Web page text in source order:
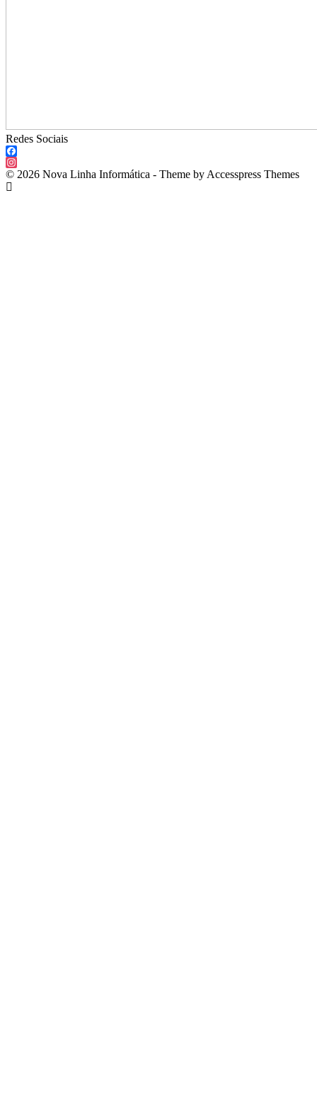
Redes Sociais
Facebook
Instagram
© 2026 Nova Linha Informática - Theme by Accesspress Themes